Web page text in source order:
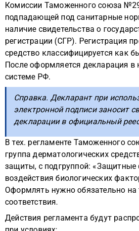
Комиссии Таможенного союза
подпадающей под санитарные
наличие свидетельства о
регистрации (СГР). Регистрация
средство классифицируется как
После оформляется декларация в
системе РФ.
Справка. Декларант при
электронной подписи заносит
декларации в официальный
В тех. регламенте Таможенного
группа дерматологических
защиты, с подгруппой: «Защитные
воздействия биологических
Оформлять нужно обязательно на
соответствия.
Действия регламента будут